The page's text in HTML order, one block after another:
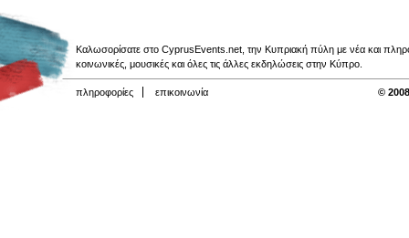
Καλωσορίσατε στο CyprusEvents.net, την Κυπριακή πύλη με νέα και
κοινωνικές, μουσικές και όλες τις άλλες εκδηλώσεις στην Κύπρο.
πληροφορίες επικοινωνία ©